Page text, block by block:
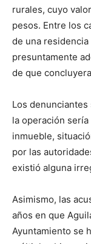
rurales, cuyo
pesos. Entre los
de una
presuntamente
de que
Los
la operación
inmueble,
por las
existió alguna
Asimismo, las
años en que
Ayuntamiento se